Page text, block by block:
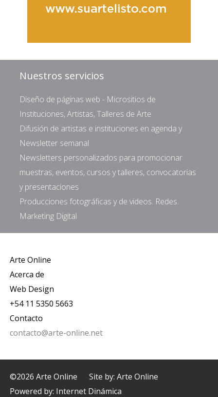
Nuestros servicios
Diseño de páginas web - Micrositios de
Instituciones, Artistas, Talleres de Arte
Difusión de artistas e instituciones en agenda y
Newsletter semanal
Newsletters personalizados para promocionar
muestras, eventos, cursos y talleres, convocatorias
y presentaciones
Producciones fotográficas y de videos. Redes.
Marketing Digital
Arte Online
Acerca de
Web Design
+54 11 5350 5663
Contacto
contacto@arte-online.net
©2026 Arte Online
Site by: Arte Online
Powered by: Internet Dinámica